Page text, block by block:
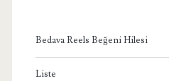
Bedava Reels Beğeni Hilesi
Liste